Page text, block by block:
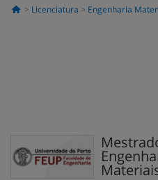
Licenciatura Engenharia